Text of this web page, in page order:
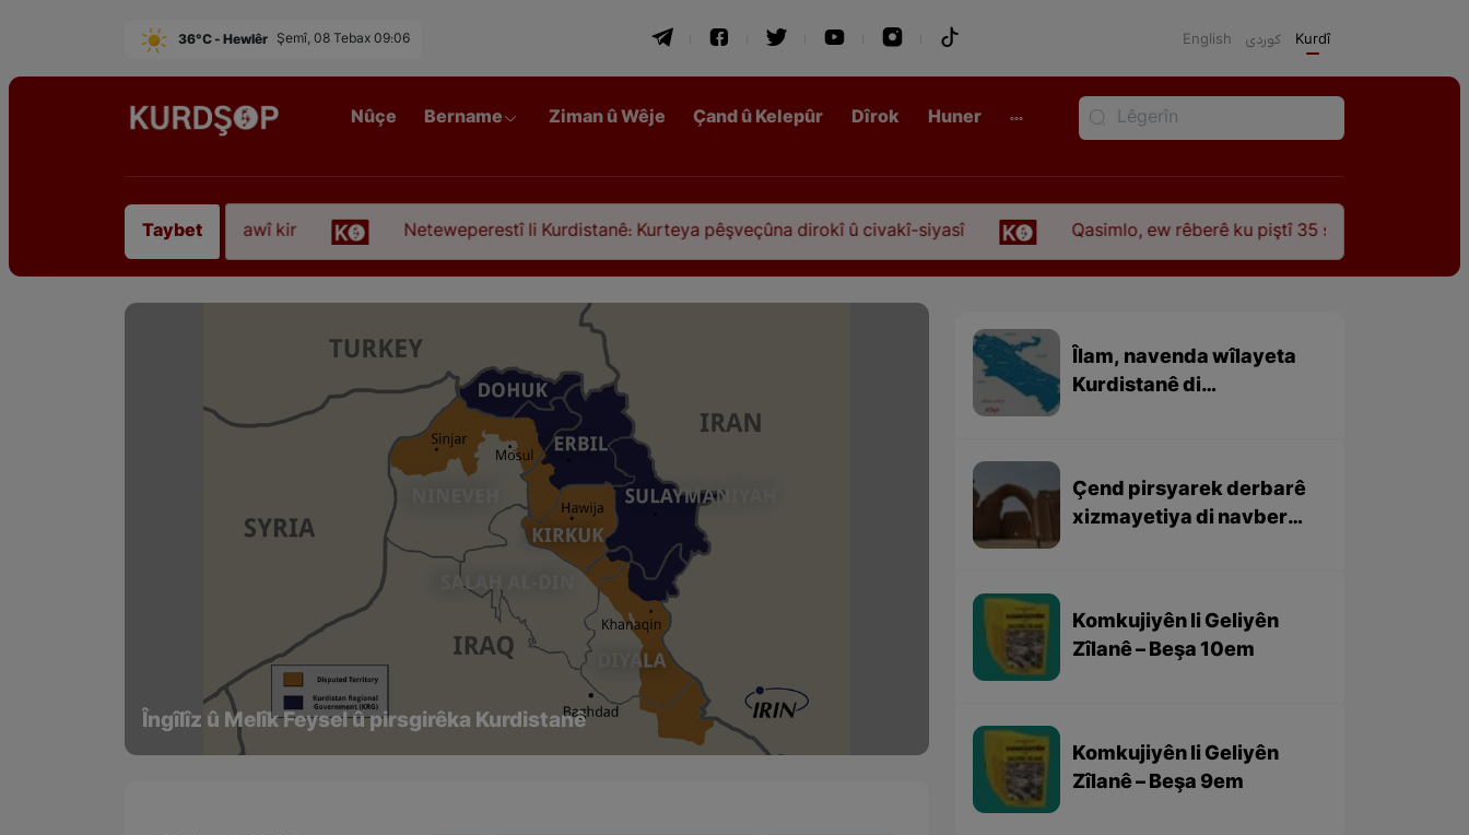
36°C - Hewlêr Şemî, 08 Tebax 09:06 English كوردی Kurdî
Nûçe Bername Ziman û Wêje Çand û Kelepûr Dîrok Huner
Taybet
Sofyanî” koça dawî kir Neteweperestî li Kurdistanê: Kurteya pêşveçûna dirokî û civakî-siyasî Qasimlo, ew rêberê ku piştî 35 sal ji şehîdbûna wî hê jî
Îngîlîz û Melîk Feysel û pirsgirêka Kurdistanê
Îlam, navenda wîlayeta
Kurdistanê di
Çend pirsyarek derbarê
xizmayetiya di navbera
Komkujiyên li Geliyên
Zîlanê – Beşa 10em
Komkujiyên li Geliyên
Zîlanê – Beşa 9em